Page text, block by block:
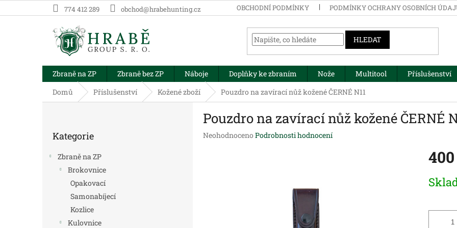
na
774 412 289 obchod@hrabehunting.cz OBCHODNÍ PODMÍNKY PODMÍNKY OCHRANY OSOBNÍCH
HLEDAT
Zbraně na ZP Zbraně bez ZP Náboje Doplňky ke zbraním Nože Multitool Příslušenství
Domů
Příslušenství Kožené zboží Pouzdro na zavírací nůž kožené ČERNÉ N11
kategorie
Kategorie
Zbraně na ZP
Brokovnice
Opakovací
Samonabíjecí
Kozlice
Kulovnice
Pouzdro na zavírací nůž kožené ČERNÉ
Průměrné
Neohodnoceno Podrobnosti hodnocení
cena: